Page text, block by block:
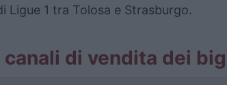
1 tra Tolosa e Strasburgo.
di vendita dei